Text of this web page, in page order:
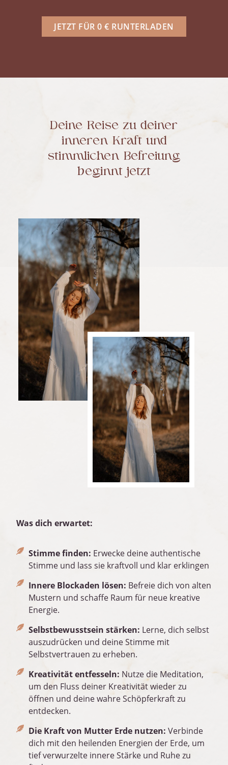
JETZT FÜR 0 € RUNTERLADEN
Deine Reise zu deiner
inneren Kraft und
stimmlichen Befreiung
beginnt jetzt
Was dich erwartet:
Stimme finden: Erwecke deine authentische
Stimme und lass sie kraftvoll und klar erklingen
Innere Blockaden lösen: Befreie dich von alten
Mustern und schaffe Raum für neue kreative
Energie.
Selbstbewusstsein stärken: Lerne, dich selbst
auszudrücken und deine Stimme mit
Selbstvertrauen zu erheben.
Kreativität entfesseln: Nutze die Meditation,
um den Fluss deiner Kreativität wieder zu
öffnen und deine wahre Schöpferkraft zu
entdecken.
Die Kraft von Mutter Erde nutzen: Verbinde
dich mit den heilenden Energien der Erde, um
tief verwurzelte innere Stärke und Ruhe zu